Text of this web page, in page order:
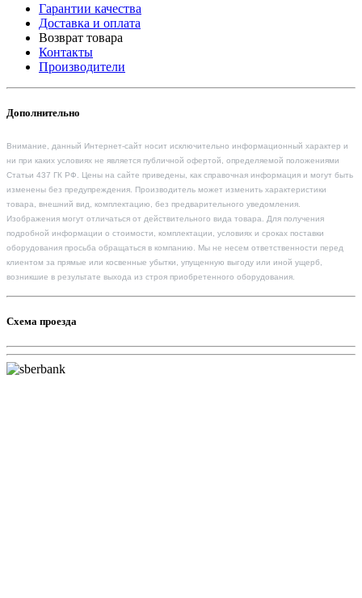
Гарантии качества
Доставка и оплата
Возврат товара
Контакты
Производители
Дополнительно
Внимание, данный Интернет-сайт носит исключительно информационный характер и
ни при каких условиях не является публичной офертой, определяемой положениями
Статьи 437 ГК РФ. Цены на сайте приведены, как справочная информация и могут быть
изменены без предупреждения. Производитель может изменить характеристики
товара, внешний вид, комплектацию, без предварительного уведомления.
Изображения могут отличаться от действительного вида товара. Для получения
подробной информации о стоимости, комплектации, условиях и сроках поставки
оборудования просьба обращаться в компанию. Мы не несем ответственности перед
клиентом за прямые или косвенные убытки, упущенную выгоду или иной ущерб,
возникшие в результате выхода из строя приобретенного оборудования.
Схема проезда